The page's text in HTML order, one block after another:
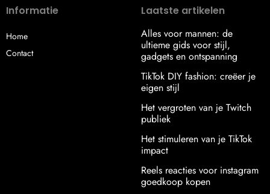
Informatie
Home
Contact
Laatste artikelen
Alles voor mannen: de
ultieme gids voor stijl,
gadgets en ontspanning
TikTok DIY fashion: creëer je
eigen stijl
Het vergroten van je Twitch
publiek
Het stimuleren van je TikTok
impact
Reels reacties voor instagram
goedkoop kopen